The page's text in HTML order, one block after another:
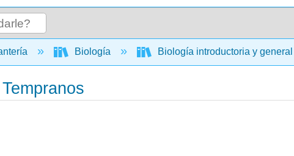
jerarquía global
Biología Biología introductoria y general